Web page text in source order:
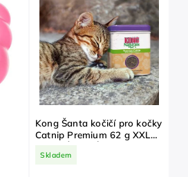
Kong Šanta kočičí pro kočky
Catnip Premium 62 g XXL
CENU
Skladem